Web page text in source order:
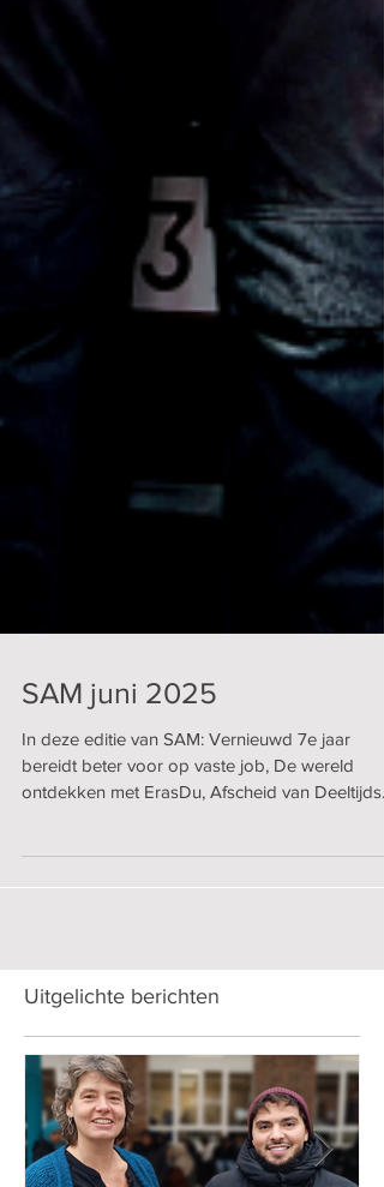
SAM juni 2025
In deze editie van SAM: Vernieuwd 7e jaar
bereidt beter voor op vaste job, De wereld
Uitgelichte berichten